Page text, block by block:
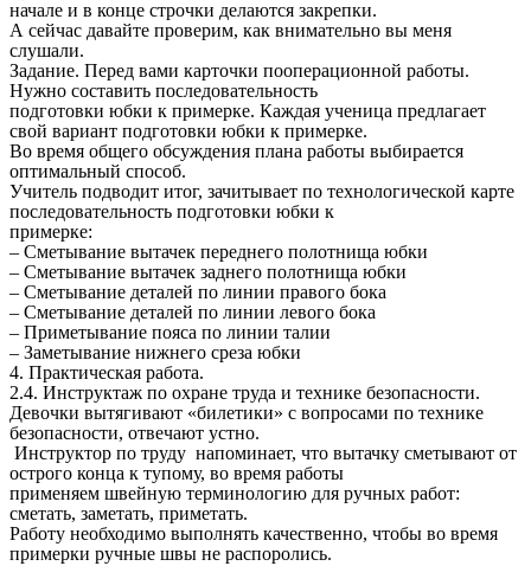
начале и в конце строчки делаются закрепки.
А сейчас давайте проверим, как внимательно вы меня
слушали.
Задание. Перед вами карточки пооперационной работы.
Нужно составить последовательность
подготовки юбки к примерке. Каждая ученица предлагает
свой вариант подготовки юбки к примерке.
Во время общего обсуждения плана работы выбирается
оптимальный способ.
Учитель подводит итог, зачитывает по технологической карте
последовательность подготовки юбки к
примерке:
– Сметывание вытачек переднего полотнища юбки
– Сметывание вытачек заднего полотнища юбки
– Сметывание деталей по линии правого бока
– Сметывание деталей по линии левого бока
– Приметывание пояса по линии талии
– Заметывание нижнего среза юбки
4. Практическая работа.
2.4. Инструктаж по охране труда и технике безопасности.
Девочки вытягивают «билетики» с вопросами по технике
безопасности, отвечают устно.
Инструктор по труду напоминает, что вытачку сметывают от
острого конца к тупому, во время работы
применяем швейную терминологию для ручных работ:
сметать, заметать, приметать.
Работу необходимо выполнять качественно, чтобы во время
примерки ручные швы не распоролись.